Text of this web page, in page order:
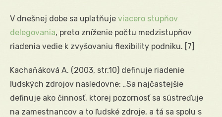
V dnešnej dobe sa uplatňuje viacero stupňov
delegovania, preto zníženie počtu medzistupňov
riadenia vedie k zvyšovaniu flexibility podniku. [7]
Kachaňáková A. (2003, str.10) definuje riadenie
ľudských zdrojov nasledovne: „Sa najčastejšie
definuje ako činnosť, ktorej pozornosť sa sústreďuje
na zamestnancov a to ľudské zdroje, a tá sa spolu s